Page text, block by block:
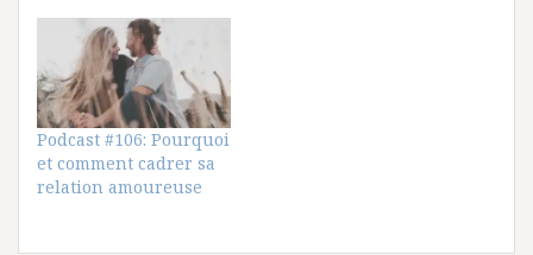
Podcast #106: Pourquoi
et comment cadrer sa
relation amoureuse